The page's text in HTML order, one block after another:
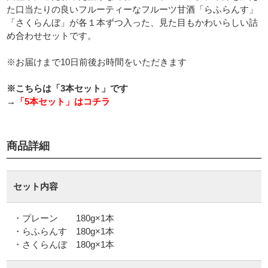
た口当たりの良いフルーティーなフルーツ甘酒「らふらんす」
「さくらんぼ」が各１本ずつ入った、見た目もかわいらしい詰
め合わせセットです。
※お届けまで10日前後お時間をいただきます
※こちらは「3本セット」です
→
「5本セット」はコチラ
商品詳細
セット内容
・プレーン 180g×1本
・らふらんす 180g×1本
・さくらんぼ 180g×1本